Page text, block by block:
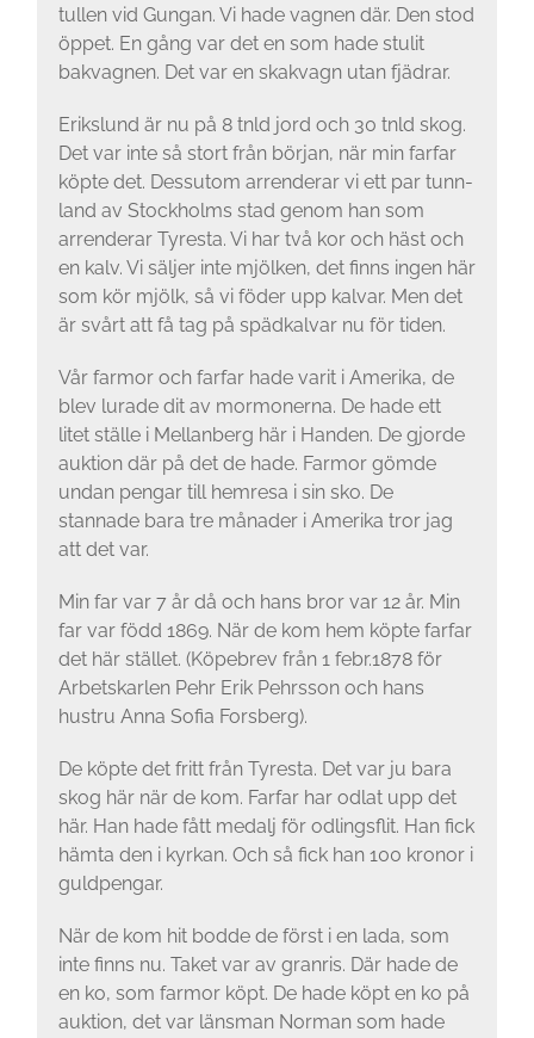
tullen vid Gungan. Vi hade vag­nen där. Den stod
öppet. En gång var det en som hade stulit
bakvagnen. Det var en skakvagn utan fjädrar.
Erikslund är nu på 8 tnld jord och 30 tnld skog.
Det var inte så stort från början, när min farfar
köpte det. Dessutom arrenderar vi ett par tunn­
land av Stockholms stad genom han som
arren­derar Tyresta. Vi har två kor och häst och
en kalv. Vi säljer inte mjölken, det finns ingen här
som kör mjölk, så vi föder upp kalvar. Men det
är svårt att få tag på spädkalvar nu för tiden.
Vår farmor och farfar hade varit i Amerika, de
blev lurade dit av mormo­nerna. De hade ett
litet ställe i Mellanberg här i Handen. De gjorde
auktion där på det de hade. Farmor gömde
undan pengar till hemresa i sin sko. De
stannade bara tre månader i Amerika tror jag
att det var.
Min far var 7 år då och hans bror var 12 år. Min
far var född 1869. När de kom hem köpte farfar
det här stället. (Köpebrev från 1 febr.1878 för
Arbetskarlen Pehr Erik Pehrsson och hans
hustru Anna Sofia Forsberg).
De köpte det fritt från Tyresta. Det var ju bara
skog här när de kom. Farfar har odlat upp det
här. Han hade fått medalj för odlingsflit. Han fick
hämta den i kyrkan. Och så fick han 100 kronor i
guldpengar.
När de kom hit bodde de först i en lada, som
inte finns nu. Taket var av granris. Där hade de
en ko, som farmor köpt. De hade köpt en ko på
auktion, det var länsman Norman som hade